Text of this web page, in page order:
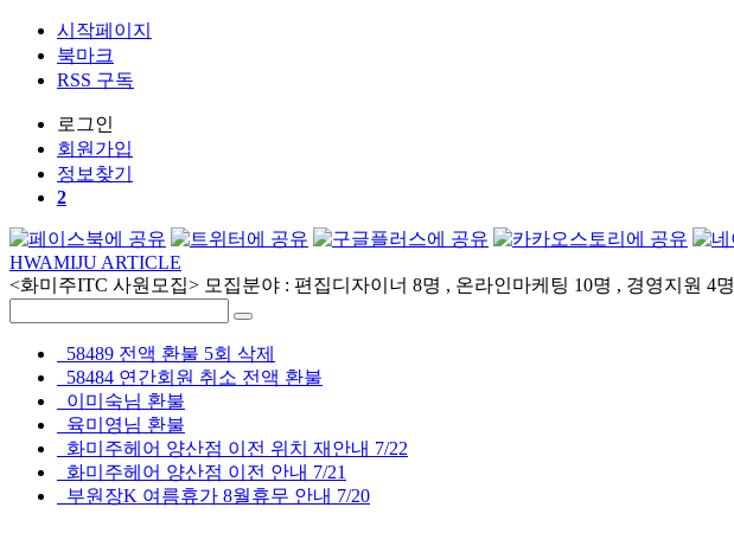
시작페이지
북마크
RSS 구독
로그인
회원 가입
정보찾기
2
HWAMIJU ARTICLE
<화미주ITC 사원모집> 모집분야 : 편집디자이너 8명 , 온라인마케팅 10명 , 경영지원 4명
58489 전액 환불 5회 삭제
58484 연간회원 취소 전액 환불
이미숙님 환불
육미영님 환불
화미주헤어 양산점 이전 위치 재안내 7/22
화미주헤어 양산점 이전 안내 7/21
부원장K 여름휴가 8월휴무 안내 7/20